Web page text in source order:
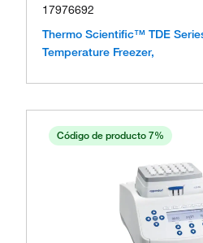
17976692
Thermo Scientific™ TDE
Temperature Freezer,
Código de producto 7%